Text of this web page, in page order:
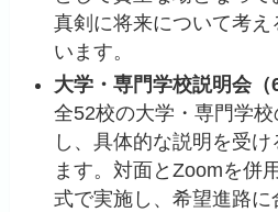
真剣に将来について考
います。
大学・専門学校説明会（
全52校の大学・専門学
し、具体的な説明を受
ます。対面とZoomを併
式で実施し、希望進路